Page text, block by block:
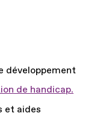
développement
de handicap.
et aides